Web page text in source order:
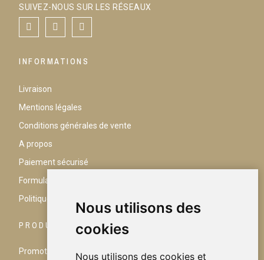
Nous utilisons des
cookies
Nous utilisons des cookies et
SUIVEZ-NOUS SUR LES RÉSEAUX
INFORMATIONS
Livraison
Mentions légales
Conditions générales de vente
A propos
Paiement sécurisé
Formulaire de rétractation
Politique de confidentialité
PRODUITS
Promotions